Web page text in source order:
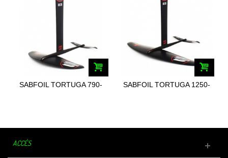
SABFOIL TORTUGA 790-
SABFOIL TORTUGA 1250-
ACCÈS